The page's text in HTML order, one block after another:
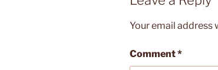
Your email address
Comment*